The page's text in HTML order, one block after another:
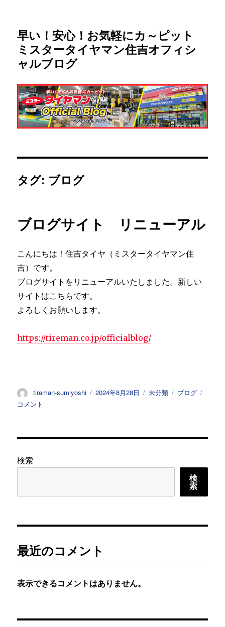
早い！安心！お気軽にカ～ピット
ミスタータイヤマン住吉オフィシ
ャルブログ
タグ: ブログ
ブログサイト リニューアル
こんにちは！住吉タイヤ（ミスタータイヤマン住
吉）です。
ブログサイトをリニューアルいたしました。新しい
サイトはこちらです。
よろしくお願いします。
https://tireman.co.jp/officialblog/
投
稿
tireman-sumiyoshi
投
2024年8月28日
カ
未分類
タ
ブログ
ニ
ア
コメント
検索
検
索
最近のコメント
表示できるコメントはありません。